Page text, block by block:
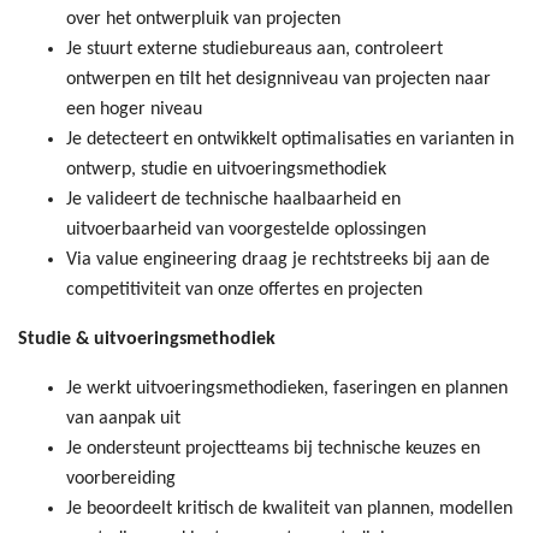
over het ontwerpluik van projecten
Je stuurt externe studiebureaus aan, controleert
ontwerpen en tilt het designniveau van projecten naar
een hoger niveau
Je detecteert en ontwikkelt optimalisaties en varianten in
ontwerp, studie en uitvoeringsmethodiek
Je valideert de technische haalbaarheid en
uitvoerbaarheid van voorgestelde oplossingen
Via value engineering draag je rechtstreeks bij aan de
competitiviteit van onze offertes en projecten
Studie & uitvoeringsmethodiek
Je werkt uitvoeringsmethodieken, faseringen en plannen
van aanpak uit
Je ondersteunt projectteams bij technische keuzes en
voorbereiding
Je beoordeelt kritisch de kwaliteit van plannen, modellen